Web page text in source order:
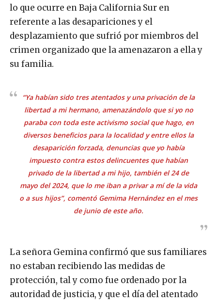
lo que ocurre en Baja California Sur en
referente a las desapariciones y el
desplazamiento que sufrió por miembros del
crimen organizado que la amenazaron a ella y
su familia.
“Ya habían sido tres atentados y una privación de la
libertad a mi hermano, amenazándolo que si yo no
paraba con toda este activismo social que hago, en
diversos beneficios para la localidad y entre ellos la
desaparición forzada, denuncias que yo había
impuesto contra estos delincuentes que habían
privado de la libertad a mi hijo, también el 24 de
mayo del 2024, que lo me iban a privar a mí de la vida
o a sus hijos”, comentó Gemima Hernández en el mes
de junio de este año.
La señora Gemina confirmó que sus familiares
no estaban recibiendo las medidas de
protección, tal y como fue ordenado por la
autoridad de justicia, y que el día del atentado